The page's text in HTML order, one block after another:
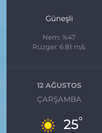
Güneşli
Nem: %47
Rüzgar: 6.81 m/s
12 AĞUSTOS
ÇARŞAMBA
25°